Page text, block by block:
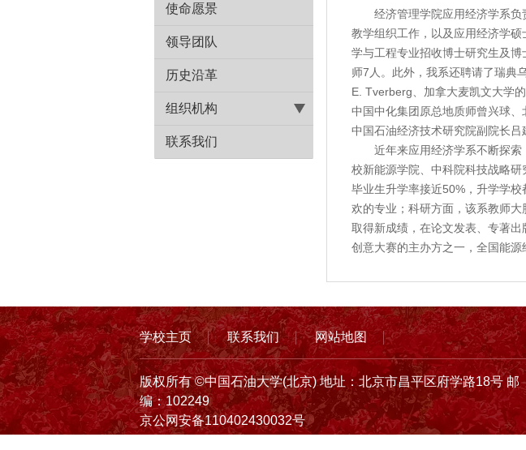
使命愿景
领导团队
历史沿革
组织机构
联系我们
经济管理学院应用经济学系负责
教学组织工作，以及应用经济学
学与工程专业招收博士研究生及
师7人。此外，我系还聘请了瑞典
E. Tverberg、加拿大麦凯文大学
中国中化集团原总地质师曾兴球、
中国石油经济技术研究院副院长吕
近年来应用经济学系不断探索
校新能源学院、中科院科技战略
毕业生升学率接近50%，升学学
欢的专业；科研方面，该系教师
取得新成绩，在论文发表、专著
创意大赛的主办方之一，全国能源
学校主页 联系我们 网站地图
版权所有 ©中国石油大学(北京) 地址：北京市昌平区府学路18号 邮
编：102249
京公网安备110402430032号